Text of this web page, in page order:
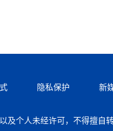
隐私保护 新
及个人未经许可，不得擅自转